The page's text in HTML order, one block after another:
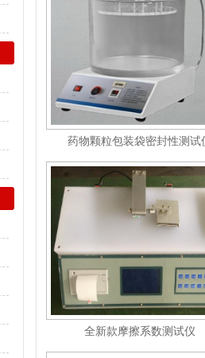
药物颗粒包装袋密封性测试
全新款摩擦系数测试仪